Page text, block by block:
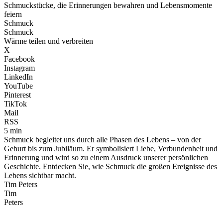
Schmuckstücke, die Erinnerungen bewahren und Lebensmomente
feiern
Schmuck
Schmuck
Wärme teilen und verbreiten
X
Facebook
Instagram
LinkedIn
YouTube
Pinterest
TikTok
Mail
RSS
5 min
Schmuck begleitet uns durch alle Phasen des Lebens – von der
Geburt bis zum Jubiläum. Er symbolisiert Liebe, Verbundenheit und
Erinnerung und wird so zu einem Ausdruck unserer persönlichen
Geschichte. Entdecken Sie, wie Schmuck die großen Ereignisse des
Lebens sichtbar macht.
Tim Peters
Tim
Peters